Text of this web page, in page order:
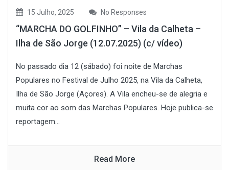
15 Julho, 2025 No Responses
“MARCHA DO GOLFINHO” – Vila da Calheta –
Ilha de São Jorge (12.07.2025) (c/ vídeo)
No passado dia 12 (sábado) foi noite de Marchas
Populares no Festival de Julho 2025, na Vila da Calheta,
Ilha de São Jorge (Açores). A Vila encheu-se de alegria e
muita cor ao som das Marchas Populares. Hoje publica-se
reportagem...
Read More